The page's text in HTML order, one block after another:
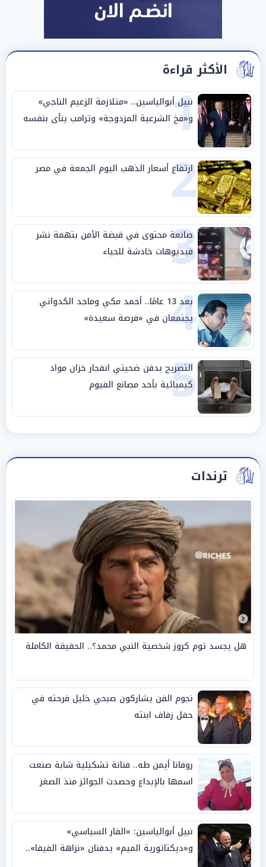
الأكثر قراءة
1
نبيل أبوالياسين.. «متلازمة الزعيم الناجي»
و«فخ الشرعية المزدوجة» وترامب ينأى بنفسه
وحليفه في «ميتم استراتيجي»
2
ارتفاع أسعار الذهب اليوم الجمعة في مصر
3
صانعة محتوى في قبضة الأمن بتهمة نشر
فيديوهات خادشة للحياء
4 بعد 13 عامًا.. أحمد مكي وماجد الكدواني
يجتمعان في «فرصة سعيدة»
5
التصريح بدفن ضحيتي انفجار خزان مواد
كيميائية بأحد مصانع الفيوم
ترندات
هل يجسد توم كروز شخصية النبي محمد؟.. الحقيقة الكاملة
نجوم الفن يشاركون صبحي خليل فرحته في
حفل زفاف ابنته
روفانا أيمن طه.. فنانة تشكيلية شابة صنعت
اسمها بالإبداع وحصدت الجوائز منذ الصغر
نبيل أبوالياسين: «الفار السياسي»
و«ديكتاتورية الميم» يدفنان «نزاهة الفيفا»..